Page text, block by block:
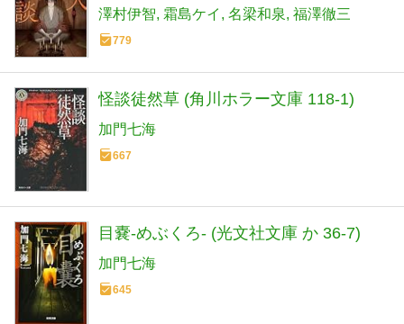
澤村伊智 霜島ケイ 名梁和泉 福澤徹三
779
怪談徒然草 (角川ホラー文庫 118-1)
加門七海
667
目嚢-めぶくろ- (光文社文庫 か 36-7)
加門七海
645